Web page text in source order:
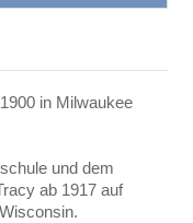
in Milwaukee
und dem
ab 1917 auf